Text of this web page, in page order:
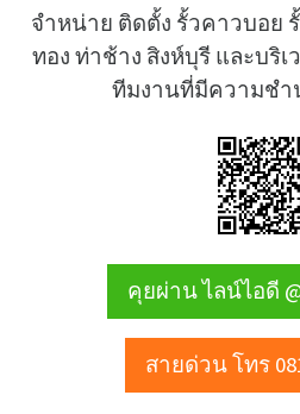
จำหน่าย ติดตั้ง รั้วคาวบอย
ทอง ท่าช้าง สิงห์บุรี และบริ
ทีมงานที่มีความชำ
คุยผ่าน ไลน์ไอดี
สายด่วน โทร